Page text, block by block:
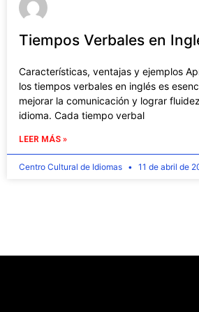
Tiempos Verbales en
Características, ventajas y ejemplos
los tiempos verbales en inglés es
mejorar la comunicación y lograr
idioma. Cada tiempo verbal
LEER MÁS »
Centro Cultural de Idiomas 11 de abril de